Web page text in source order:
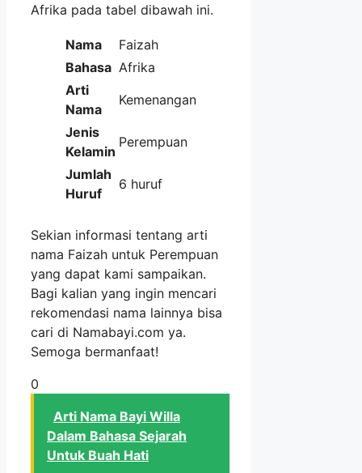
Afrika pada tabel dibawah ini.
Nama
Faizah
Bahasa Afrika
Arti
Nama
Kemenangan
Jenis
Kelamin
Perempuan
Jumlah
Huruf
6 huruf
Sekian informasi tentang arti
nama Faizah untuk Perempuan
yang dapat kami sampaikan.
Bagi kalian yang ingin mencari
rekomendasi nama lainnya bisa
cari di Namabayi.com ya.
Semoga bermanfaat!
0
Arti Nama Bayi Willa
Dalam Bahasa Sejarah
Untuk Buah Hati